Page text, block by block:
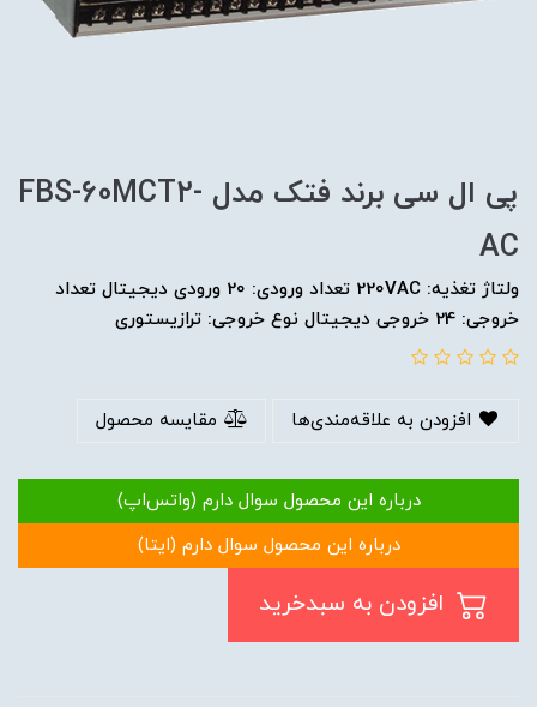
پی ال سی برند فتک مدل FBS-60MCT2-
AC
ولتاژ تغذیه: 220VAC تعداد ورودی: 20 ورودی دیجیتال تعداد
خروجی: 24 خروجی دیجیتال نوع خروجی: ترازیستوری
افزودن به علاقه‌مندی‌ها مقایسه محصول
درباره این محصول سوال دارم (واتس‌اپ)
درباره این محصول سوال دارم (ایتا)